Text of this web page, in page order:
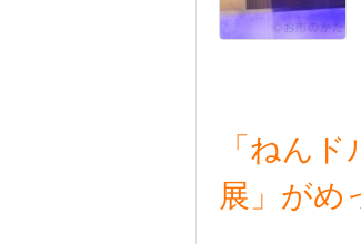
「ねん
展」がめ